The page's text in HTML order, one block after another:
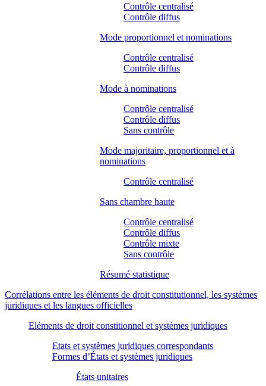
Contrôle centralisé
Contrôle diffus
Mode proportionnel et nominations
Contrôle centralisé
Contrôle diffus
Mode à nominations
Contrôle centralisé
Contrôle diffus
Sans contrôle
Mode majoritaire, proportionnel et à
nominations
Contrôle centralisé
Sans chambre haute
Contrôle centralisé
Contrôle diffus
Contrôle mixte
Sans contrôle
Résumé statistique
Corrélations entre les éléments de droit constitutionnel, les systèmes
juridiques et les langues officielles
Eléments de droit constitionnel et systèmes juridiques
Etats et systèmes juridiques correspondants
Formes d’États et systèmes juridiques
États unitaires